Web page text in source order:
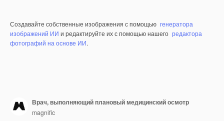
Создавайте собственные изображения с помощью генератора
изображений ИИ и редактируйте их с помощью нашего редактора
фотографий на основе ИИ.
Врач, выполняющий плановый медицинский осмотр
magnific